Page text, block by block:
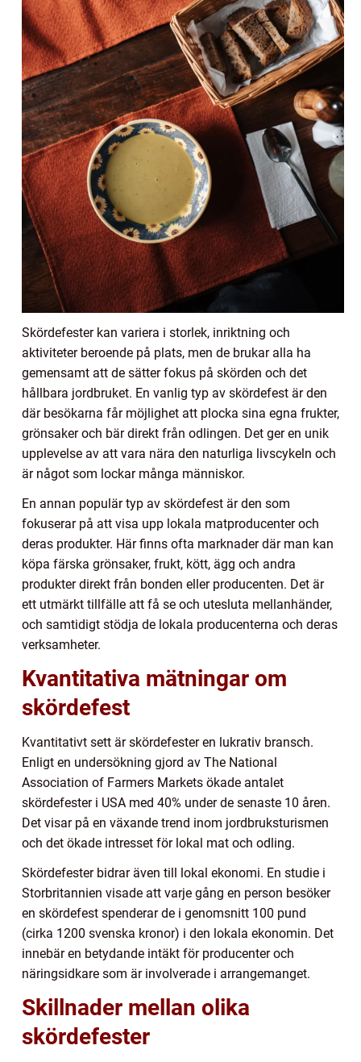
Skördefester kan variera i storlek, inriktning och
aktiviteter beroende på plats, men de brukar alla ha
gemensamt att de sätter fokus på skörden och det
hållbara jordbruket. En vanlig typ av skördefest är den
där besökarna får möjlighet att plocka sina egna frukter,
grönsaker och bär direkt från odlingen. Det ger en unik
upplevelse av att vara nära den naturliga livscykeln och
är något som lockar många människor.
En annan populär typ av skördefest är den som
fokuserar på att visa upp lokala matproducenter och
deras produkter. Här finns ofta marknader där man kan
köpa färska grönsaker, frukt, kött, ägg och andra
produkter direkt från bonden eller producenten. Det är
ett utmärkt tillfälle att få se och utesluta mellanhänder,
och samtidigt stödja de lokala producenterna och deras
verksamheter.
Kvantitativa mätningar om
skördefest
Kvantitativt sett är skördefester en lukrativ bransch.
Enligt en undersökning gjord av The National
Association of Farmers Markets ökade antalet
skördefester i USA med 40% under de senaste 10 åren.
Det visar på en växande trend inom jordbruksturismen
och det ökade intresset för lokal mat och odling.
Skördefester bidrar även till lokal ekonomi. En studie i
Storbritannien visade att varje gång en person besöker
en skördefest spenderar de i genomsnitt 100 pund
(cirka 1200 svenska kronor) i den lokala ekonomin. Det
innebär en betydande intäkt för producenter och
näringsidkare som är involverade i arrangemanget.
Skillnader mellan olika
skördefester